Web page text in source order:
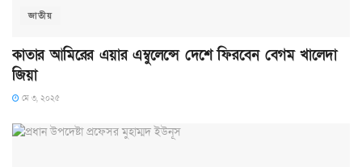
জাতীয়
কাতার আমিরের এয়ার এম্বুলেন্সে দেশে ফিরবেন বেগম খালেদা
জিয়া
মে ৩, ২০২৫